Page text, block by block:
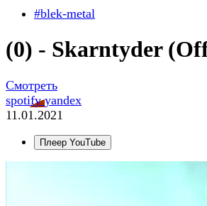
#blek-metal
(0) - Skarntyder
Смотреть
spotifyyandex
11.01.2021
Плеер YouTube